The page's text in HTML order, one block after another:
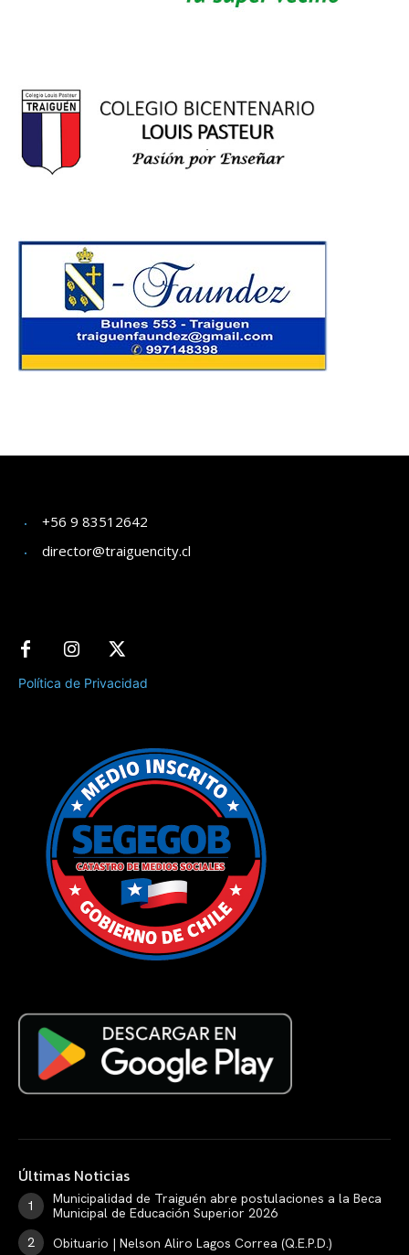
+56 9 83512642
director@traiguencity.cl
Política de Privacidad
Últimas Noticias
Municipalidad de Traiguén abre postulaciones a la Beca
Municipal de Educación Superior 2026
Obituario | Nelson Aliro Lagos Correa (Q.E.P.D.)